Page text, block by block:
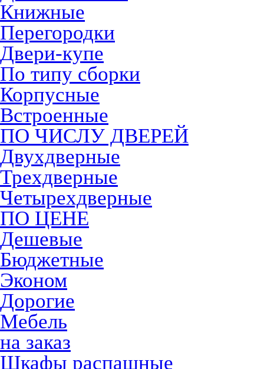
Книжные
Перегородки
Двери-купе
По типу сборки
Корпусные
Встроенные
ПО ЧИСЛУ ДВЕРЕЙ
Двухдверные
Трехдверные
Четырехдверные
ПО ЦЕНЕ
Дешевые
Бюджетные
Эконом
Дорогие
Мебель
на заказ
Шкафы распашные